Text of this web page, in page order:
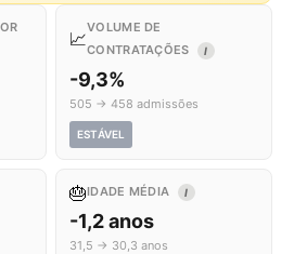
📈
VOLUME DE
CONTRATAÇÕES
I
-9,3%
505 → 458 admissões
ESTÁVEL
🎂IDADE MÉDIA I
-1,2 anos
31,5 → 30,3 anos